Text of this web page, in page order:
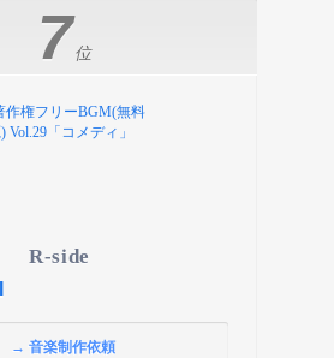
7位
R-side
→ 音楽制作依頼